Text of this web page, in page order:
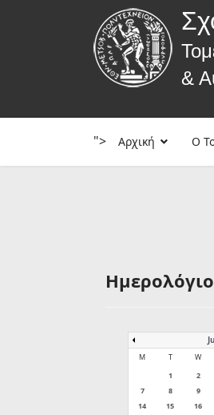
&
">
Αρχική Ο
M T W
1
2
7
8 9
14
15 16